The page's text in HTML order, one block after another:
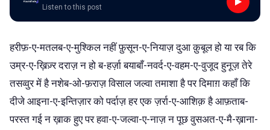
Listen to this post
हरीफ़-ए-मतलब-ए-मुश्किल नहीं फ़ुसून-ए-नियाज़ दुआ क़ुबूल हो या रब कि
उम्र-ए-ख़िज़्र दराज़ न हो ब-हर्ज़ा बयाबाँ-नवर्द-ए-वहम-ए-वुजूद हुनूज़ तेरे
तसव्वुर में है नशेब-ओ-फ़राज़ विसाल जल्वा तमाशा है पर दिमाग़ कहाँ कि
दीजे आइना-ए-इन्तिज़ार को पर्दाज़ हर एक ज़र्रा-ए-आशिक़ है आफ़ताब-
परस्त गई न ख़ाक हुए पर हवा-ए-जल्वा-ए-नाज़ न पूछ वुसअत-ए-मै-ख़ाना-